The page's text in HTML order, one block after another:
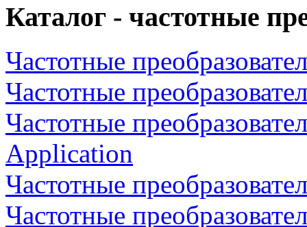
Каталог - частотные
Частотные
Частотные
Частотные
Application
Частотные
Частотные